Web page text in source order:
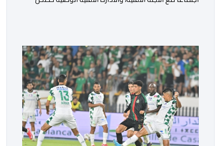
الفترة الأخيرة. وشهد الاجتماع تقديم عرض مفصل حول
مشاركة المنتخبين الوطنيين لأقل من 18 سنة، إناثا وذكورا،
من طرف اللجنة التقنية التي واكبت كل […]